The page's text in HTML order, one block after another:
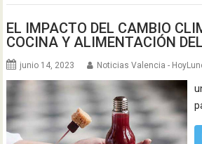
EL IMPACTO DEL CAMBIO
COCINA Y ALIMENTACIÓN
junio 14, 2023 Noticias Valencia -